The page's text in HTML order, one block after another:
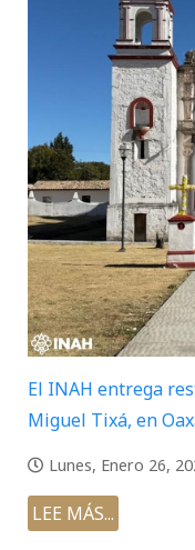
El INAH entrega
Miguel Tixá, en
Lunes, Enero 26,
LEE MÁS...